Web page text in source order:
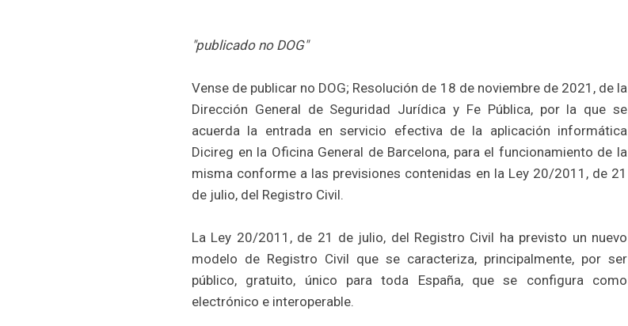
"publicado no DOG"
Vense de publicar no DOG; Resolución de 18 de noviembre de 2021, de la
Dirección General de Seguridad Jurídica y Fe Pública, por la que se
acuerda la entrada en servicio efectiva de la aplicación informática
Dicireg en la Oficina General de Barcelona, para el funcionamiento de la
misma conforme a las previsiones contenidas en la Ley 20/2011, de 21
de julio, del Registro Civil.
La Ley 20/2011, de 21 de julio, del Registro Civil ha previsto un nuevo
modelo de Registro Civil que se caracteriza, principalmente, por ser
público, gratuito, único para toda España, que se configura como
electrónico e interoperable.